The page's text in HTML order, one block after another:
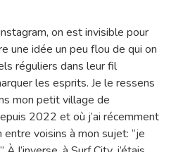
on est invisible pour
une idée un peu flou de qui on
réguliers dans leur fil
les esprits. Je le ressens
mon petit village de
2022 et où j’ai récemment
voisins à mon sujet: “je